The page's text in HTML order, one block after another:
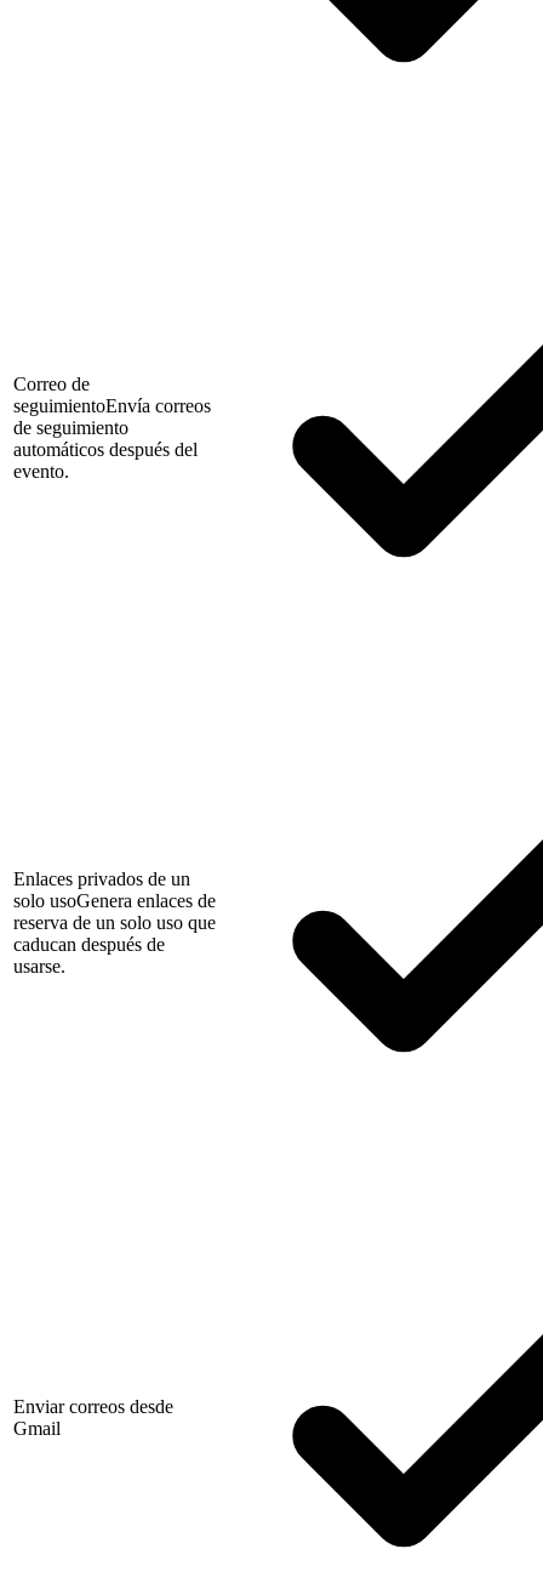
Correo de
seguimientoEnvía correos
de seguimiento
automáticos después del
evento.
Enlaces privados de un
solo usoGenera enlaces de
reserva de un solo uso que
caducan después de
usarse.
Enviar correos desde
Gmail